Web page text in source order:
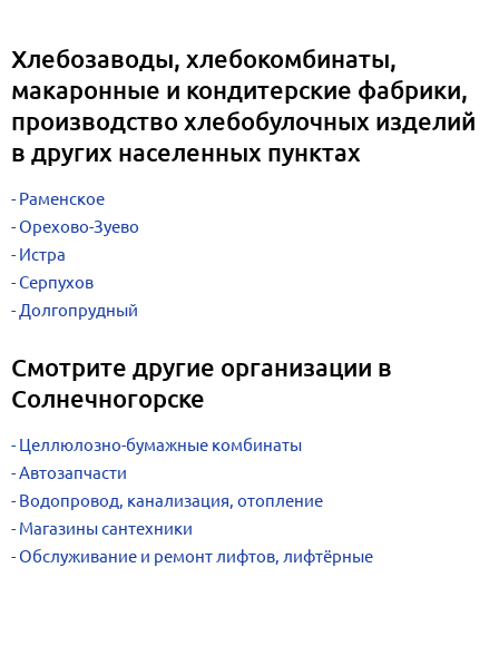
Хлебозаводы, хлебокомбинаты,
макаронные и кондитерские фабрики,
производство хлебобулочных изделий
в других населенных пунктах
Раменское
Орехово-Зуево
Истра
Серпухов
Долгопрудный
Смотрите другие организации в
Солнечногорске
Целлюлозно-бумажные комбинаты
Автозапчасти
Водопровод, канализация, отопление
Магазины сантехники
Обслуживание и ремонт лифтов, лифтёрные